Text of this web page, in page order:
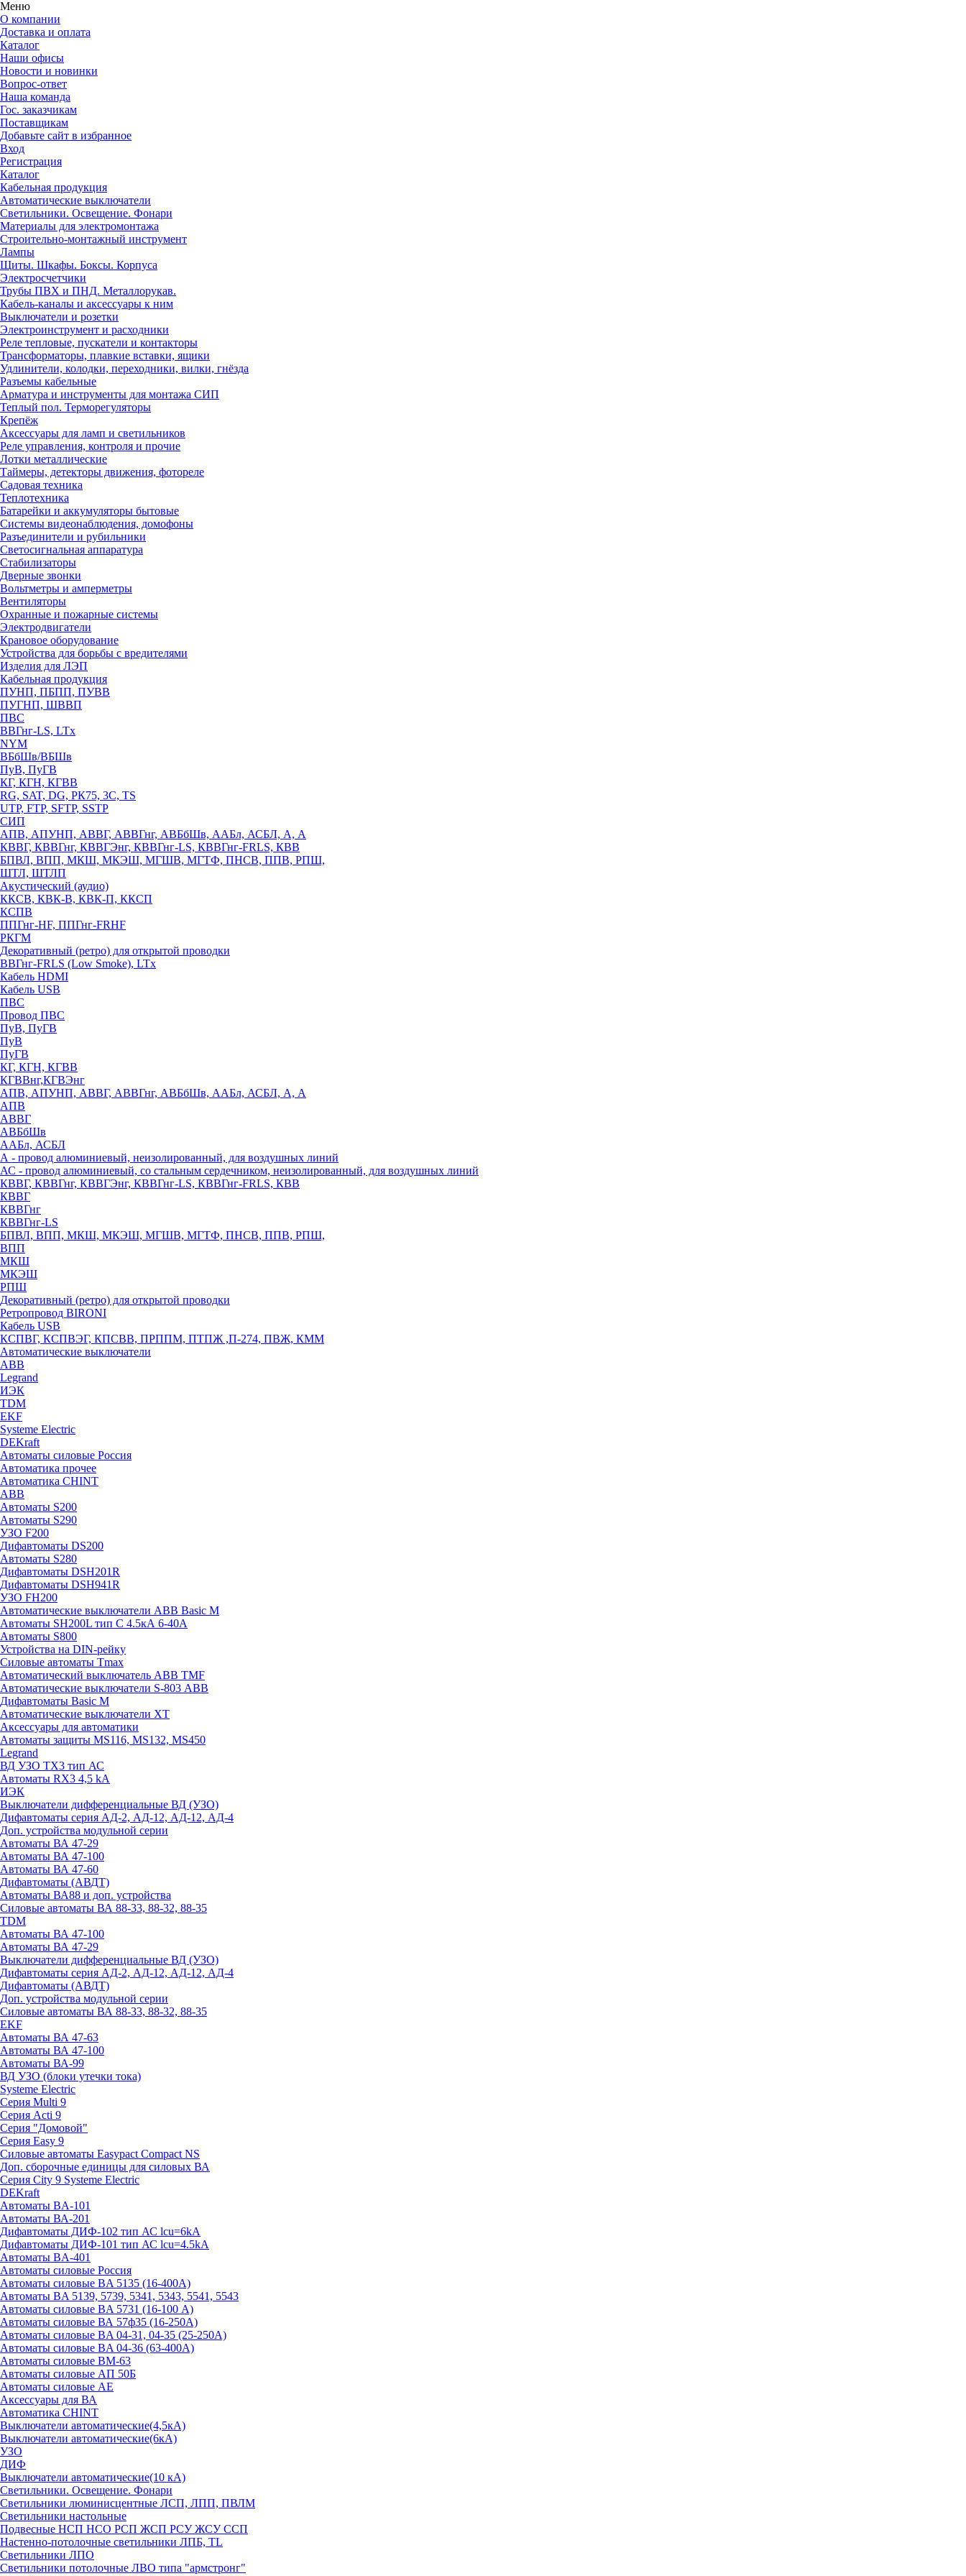
Меню
О компании
Доставка и оплата
Каталог
Наши офисы
Новости и новинки
Вопрос-ответ
Наша команда
Гос. заказчикам
Поставщикам
Добавьте сайт в избранное
Вход
Регистрация
Каталог
Кабельная продукция
Автоматические выключатели
Светильники. Освещение. Фонари
Материалы для электромонтажа
Строительно-монтажный инструмент
Лампы
Щиты. Шкафы. Боксы. Корпуса
Электросчетчики
Трубы ПВХ и ПНД. Металлорукав.
Кабель-каналы и аксессуары к ним
Выключатели и розетки
Электроинструмент и расходники
Реле тепловые, пускатели и контакторы
Трансформаторы, плавкие вставки, ящики
Удлинители, колодки, переходники, вилки, гнёзда
Разъемы кабельные
Арматура и инструменты для монтажа СИП
Теплый пол. Терморегуляторы
Крепёж
Аксессуары для ламп и светильников
Реле управления, контроля и прочие
Лотки металлические
Таймеры, детекторы движения, фотореле
Садовая техника
Теплотехника
Батарейки и аккумуляторы бытовые
Системы видеонаблюдения, домофоны
Разъединители и рубильники
Светосигнальная аппаратура
Стабилизаторы
Дверные звонки
Вольтметры и амперметры
Вентиляторы
Охранные и пожарные системы
Электродвигатели
Крановое оборудование
Устройства для борьбы с вредителями
Изделия для ЛЭП
Кабельная продукция
ПУНП, ПБПП, ПУВВ
ПУГНП, ШВВП
ПВС
ВВГнг-LS, LTx
NYM
ВБбШв/ВБШв
ПуВ, ПуГВ
КГ, КГН, КГВВ
RG, SAT, DG, РК75, 3С, TS
UTP, FTP, SFTP, SSTP
СИП
АПВ, АПУНП, АВВГ, АВВГнг, АВБбШв, ААБл, АСБЛ, А, А
КВВГ, КВВГнг, КВВГЭнг, КВВГнг-LS, КВВГнг-FRLS, КВВ
БПВЛ, ВПП, МКШ, МКЭШ, МГШВ, МГТФ, ПНСВ, ППВ, РПШ,
ШТЛ, ШТЛП
Акустический (аудио)
ККСВ, КВК-В, КВК-П, ККСП
КСПВ
ППГнг-HF, ППГнг-FRHF
РКГМ
Декоративный (ретро) для открытой проводки
ВВГнг-FRLS (Low Smoke), LTx
Кабель HDMI
Кабель USB
ПВС
Провод ПВС
ПуВ, ПуГВ
ПуВ
ПуГВ
КГ, КГН, КГВВ
КГВВнг,КГВЭнг
АПВ, АПУНП, АВВГ, АВВГнг, АВБбШв, ААБл, АСБЛ, А, А
АПВ
АВВГ
АВБбШв
ААБл, АСБЛ
А - провод алюминиевый, неизолированный, для воздушных линий
АС - провод алюминиевый, со стальным сердечником, неизолированный, для воздушных линий
КВВГ, КВВГнг, КВВГЭнг, КВВГнг-LS, КВВГнг-FRLS, КВВ
КВВГ
КВВГнг
КВВГнг-LS
БПВЛ, ВПП, МКШ, МКЭШ, МГШВ, МГТФ, ПНСВ, ППВ, РПШ,
ВПП
МКШ
МКЭШ
РПШ
Декоративный (ретро) для открытой проводки
Ретропровод BIRONI
Кабель USB
КСПВГ, КСПВЭГ, КПСВВ, ПРППМ, ПТПЖ ,П-274, ПВЖ, КММ
Автоматические выключатели
ABB
Legrand
ИЭК
TDM
EKF
Systeme Electric
DEKraft
Автоматы силовые Россия
Автоматика прочее
Автоматика CHINT
ABB
Автоматы S200
Автоматы S290
УЗО F200
Дифавтоматы DS200
Автоматы S280
Дифавтоматы DSH201R
Дифавтоматы DSH941R
УЗО FH200
Автоматические выключатели ABB Basic M
Автоматы SH200L тип С 4.5кА 6-40А
Автоматы S800
Устройства на DIN-рейку
Силовые автоматы Tmax
Автоматический выключатель ABB TMF
Автоматические выключатели S-803 АВВ
Дифавтоматы Basic M
Автоматические выключатели XT
Аксессуары для автоматики
Автоматы защиты MS116, MS132, MS450
Legrand
ВД УЗО TX3 тип АС
Автоматы RX3 4,5 kA
ИЭК
Выключатели дифференциальные ВД (УЗО)
Дифавтоматы серия АД-2, АД-12, АД-12, АД-4
Доп. устройства модульной серии
Автоматы ВА 47-29
Автоматы ВА 47-100
Автоматы ВА 47-60
Дифавтоматы (АВДТ)
Автоматы ВА88 и доп. устройства
Силовые автоматы ВА 88-33, 88-32, 88-35
TDM
Автоматы ВА 47-100
Автоматы ВА 47-29
Выключатели дифференциальные ВД (УЗО)
Дифавтоматы серия АД-2, АД-12, АД-12, АД-4
Дифавтоматы (АВДТ)
Доп. устройства модульной серии
Силовые автоматы ВА 88-33, 88-32, 88-35
EKF
Автоматы ВА 47-63
Автоматы ВА 47-100
Автоматы ВА-99
ВД УЗО (блоки утечки тока)
Systeme Electric
Серия Multi 9
Серия Acti 9
Серия "Домовой"
Серия Easy 9
Силовые автоматы Easypact Compact NS
Доп. сборочные единицы для силовых ВА
Серия City 9 Systeme Electric
DEKraft
Автоматы BA-101
Автоматы ВА-201
Дифавтоматы ДИФ-102 тип АС lcu=6kA
Дифавтоматы ДИФ-101 тип АС lcu=4.5kA
Автоматы BA-401
Автоматы силовые Россия
Автоматы силовые BA 5135 (16-400А)
Автоматы BA 5139, 5739, 5341, 5343, 5541, 5543
Автоматы силовые BA 5731 (16-100 А)
Автоматы силовые ВА 57ф35 (16-250А)
Автоматы силовые BA 04-31, 04-35 (25-250А)
Автоматы силовые BA 04-36 (63-400А)
Автоматы силовые ВМ-63
Автоматы силовые АП 50Б
Автоматы силовые АЕ
Аксессуары для ВА
Автоматика CHINT
Выключатели автоматические(4,5кА)
Выключатели автоматические(6кА)
УЗО
ДИФ
Выключатели автоматические(10 кА)
Светильники. Освещение. Фонари
Светильники люминисцентные ЛСП, ЛПП, ПВЛМ
Светильники настольные
Подвесные НСП НСО РСП ЖСП РСУ ЖСУ ССП
Настенно-потолочные светильники ЛПБ, TL
Светильники ЛПО
Светильники потолочные ЛВО типа "армстронг"